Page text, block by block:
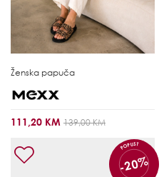
Ženska papuča
111,20 KM 139,00 KM
POPUST
-20%